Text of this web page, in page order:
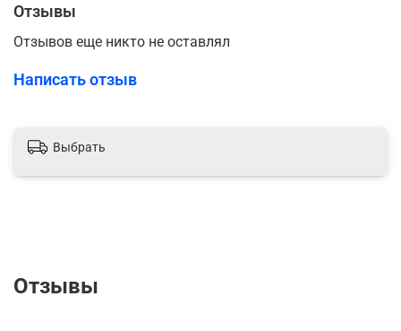
Отзывы
Отзывов еще никто не оставлял
Написать отзыв
Выбрать
Отзывы